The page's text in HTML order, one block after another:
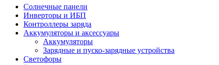
Солнечные панели
Инверторы и ИБП
Контроллеры заряда
Аккумуляторы и аксессуары
Аккумуляторы
Зарядные и пуско-зарядные устройства
Светофоры